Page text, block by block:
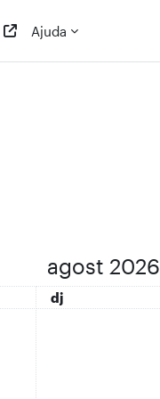
Ajuda
agost 2026
dijous
dj